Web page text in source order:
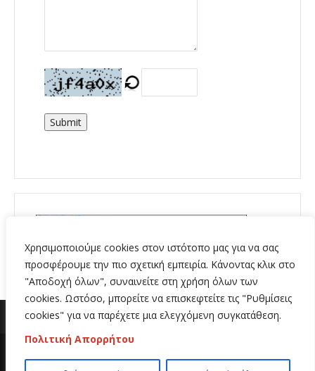
Χρησιμοποιούμε cookies στον ιστότοπο μας για να σας
προσφέρουμε την πιο σχετική εμπειρία. Κάνοντας κλικ στο
"Αποδοχή όλων", συναινείτε στη χρήση όλων των
cookies. Ωστόσο, μπορείτε να επισκεφτείτε τις "Ρυθμίσεις
cookies" για να παρέχετε μια ελεγχόμενη συγκατάθεση.
Πολιτική Απορρήτου
Submit
Copyright 2020 | All Rights Reserved | Κατασκευή